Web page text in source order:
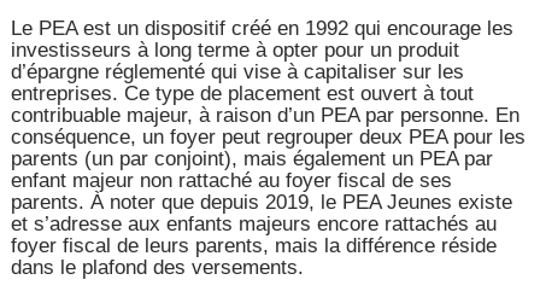
Le PEA est un dispositif créé en 1992 qui encourage les
investisseurs à long terme à opter pour un produit
d’épargne réglementé qui vise à capitaliser sur les
entreprises. Ce type de placement est ouvert à tout
contribuable majeur, à raison d’un PEA par personne. En
conséquence, un foyer peut regrouper deux PEA pour les
parents (un par conjoint), mais également un PEA par
enfant majeur non rattaché au foyer fiscal de ses
parents. À noter que depuis 2019, le PEA Jeunes existe
et s’adresse aux enfants majeurs encore rattachés au
foyer fiscal de leurs parents, mais la différence réside
dans le plafond des versements.